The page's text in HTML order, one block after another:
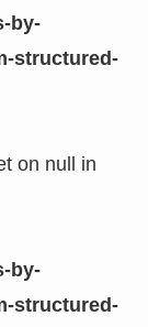
by-
structured-
on null in
by-
structured-